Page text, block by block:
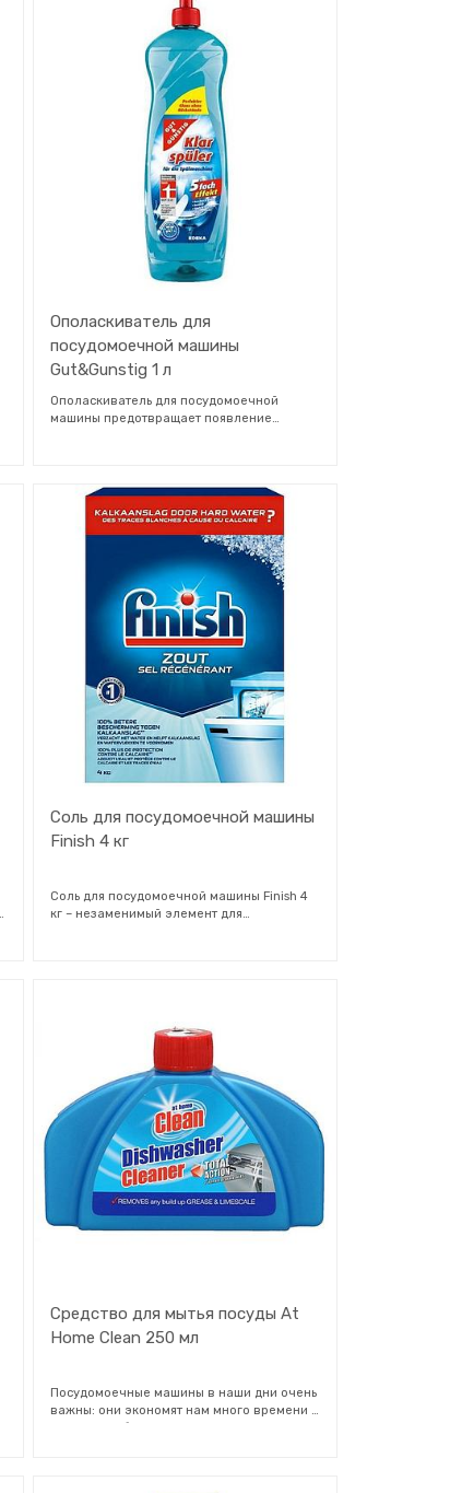
посудомоечную машину. Мощные таблетки
для посудомоечной машины Fairy
содержат как жидкое, так и порошковое
моющее средство. Они также очень просты
в использовании; не нужно открывать
обертку — просто поместите таблетку в
отсек для моющих средств посудомоечной
машины, и легко растворяющаяся таблетка
быстро начнет действовать. Таблетки
содержат функцию соли и
ополаскиватель, а также защиту
стеклянной посуды и серебра.
Ополаскиватель для
посудомоечной машины
Gut&Gunstig 1 л
Ополаскиватель для посудомоечной
машины предотвращает появление
позволяет ей свободно стекать с посуды.
Сокращает время высыхания посуды.
Соль для посудомоечной машины
Finish 4 кг
Соль для посудомоечной машины Finish 4
кг – незаменимый элемент для
скрытых мест, таких как разбрызгиватели
и трубы. Поддерживает действие моющего
средства, делая посуду чистой и
блестящей.
Средство для мытья посуды At
Home Clean 250 мл
Посудомоечные машины в наши дни очень
важны: они экономят нам много времени и